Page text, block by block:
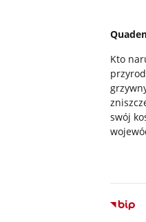
Kto
swój